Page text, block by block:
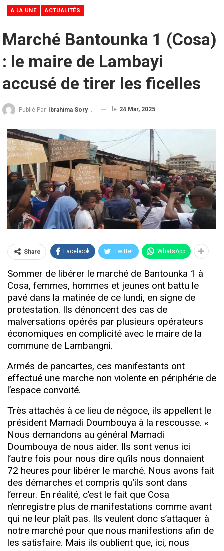
A LA UNE ACTUALITÉS
Marché Bantounka 1 (Cosa)
: le maire de Lambayi
accusé de tirer les ficelles
Publié Par Ibrahima Sory Diallo le 24 Mar, 2025
Share Facebook Twitter WhatsApp
Sommer de libérer le marché de Bantounka 1 à
Cosa, femmes, hommes et jeunes ont battu le
pavé dans la matinée de ce lundi, en signe de
protestation. Ils dénoncent des cas de
malversations opérés par plusieurs opérateurs
économiques en complicité avec le maire de la
commune de Lambangni.
Armés de pancartes, ces manifestants ont
effectué une marche non violente en périphérie de
l’espace convoité.
Très attachés à ce lieu de négoce, ils appellent le
président Mamadi Doumbouya à la rescousse. «
Nous demandons au général Mamadi
Doumbouya de nous aider. Ils sont venus ici
l’autre fois pour nous dire qu’ils nous donnaient
72 heures pour libérer le marché. Nous avons fait
des démarches et compris qu’ils sont dans
l’erreur. En réalité, c’est le fait que Cosa
n’enregistre plus de manifestations comme avant
qui ne leur plaît pas. Ils veulent donc s’attaquer à
notre marché pour que nous manifestions afin de
les satisfaire. Mais ils oublient que, ici, nous